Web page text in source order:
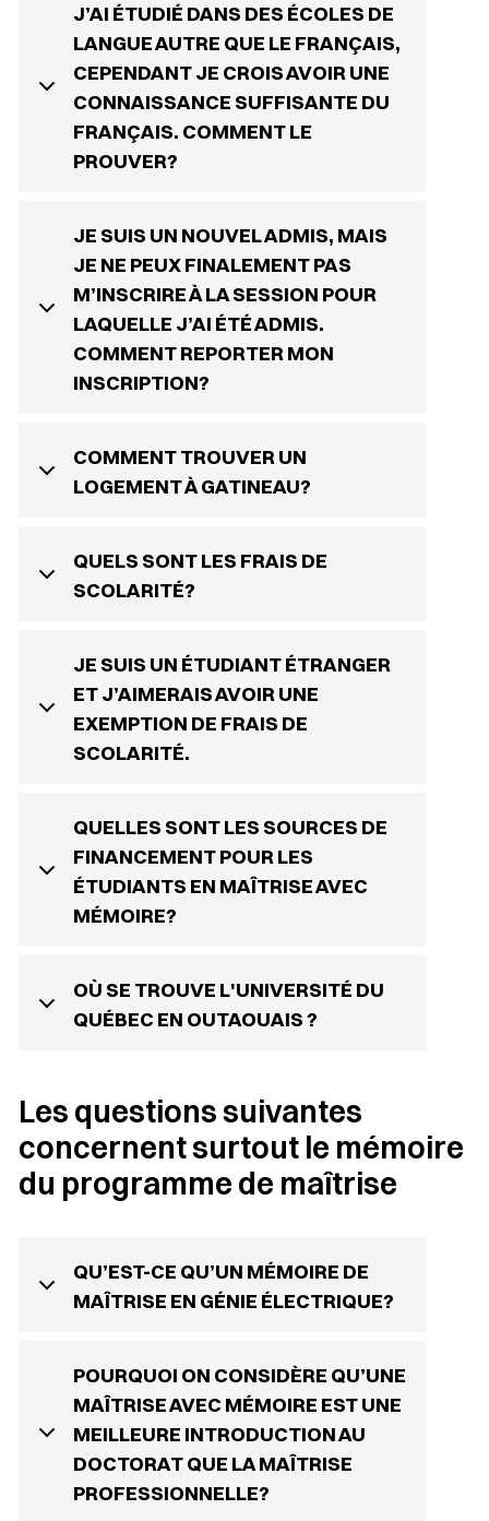
J’AI ÉTUDIÉ DANS DES ÉCOLES DE
LANGUE AUTRE QUE LE FRANÇAIS,
CEPENDANT JE CROIS AVOIR UNE
CONNAISSANCE SUFFISANTE DU
FRANÇAIS. COMMENT LE
PROUVER?
JE SUIS UN NOUVEL ADMIS, MAIS
JE NE PEUX FINALEMENT PAS
M’INSCRIRE À LA SESSION POUR
LAQUELLE J’AI ÉTÉ ADMIS.
COMMENT REPORTER MON
INSCRIPTION?
COMMENT TROUVER UN
LOGEMENT À GATINEAU?
QUELS SONT LES FRAIS DE
SCOLARITÉ?
JE SUIS UN ÉTUDIANT ÉTRANGER
ET J’AIMERAIS AVOIR UNE
EXEMPTION DE FRAIS DE
SCOLARITÉ.
QUELLES SONT LES SOURCES DE
FINANCEMENT POUR LES
ÉTUDIANTS EN MAÎTRISE AVEC
MÉMOIRE?
OÙ SE TROUVE L'UNIVERSITÉ DU
QUÉBEC EN OUTAOUAIS ?
Les questions suivantes
concernent surtout le mémoire
du programme de maîtrise
QU’EST-CE QU’UN MÉMOIRE DE
MAÎTRISE EN GÉNIE ÉLECTRIQUE?
POURQUOI ON CONSIDÈRE QU’UNE
MAÎTRISE AVEC MÉMOIRE EST UNE
MEILLEURE INTRODUCTION AU
DOCTORAT QUE LA MAÎTRISE
PROFESSIONNELLE?